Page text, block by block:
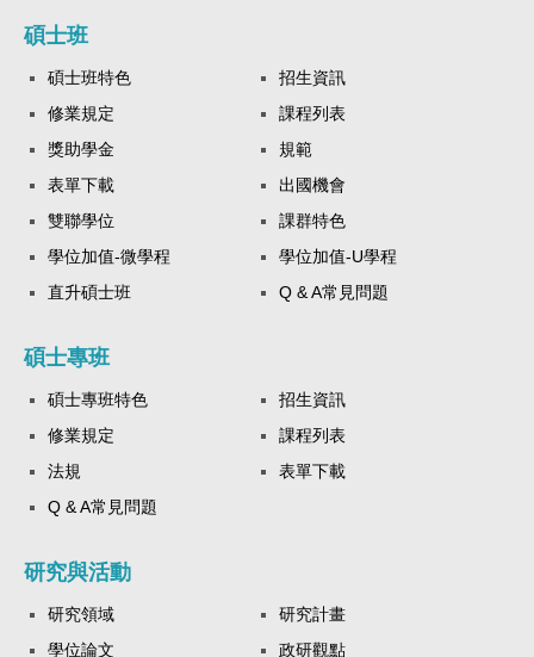
碩士班
碩士班特色
招生資訊
修業規定
課程列表
獎助學金
規範
表單下載
出國機會
雙聯學位
課群特色
學位加值-微學程
學位加值-U學程
直升碩士班
Q & A常見問題
碩士專班
碩士專班特色
招生資訊
修業規定
課程列表
法規
表單下載
Q & A常見問題
研究與活動
研究領域
研究計畫
學位論文
政研觀點